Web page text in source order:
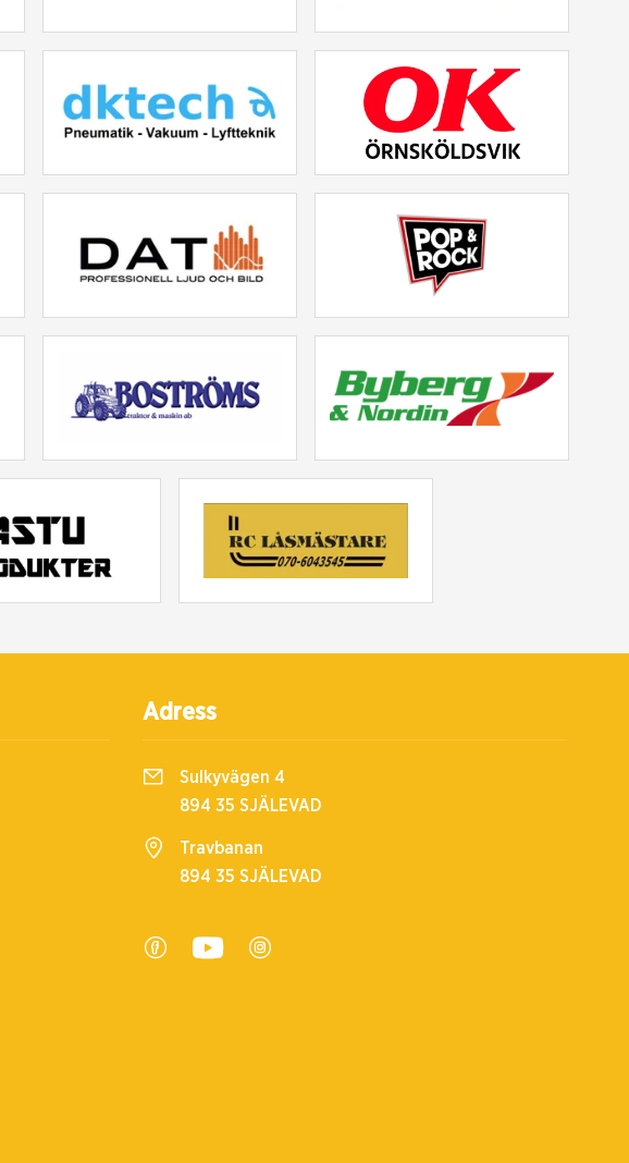
Adress
Sulkyvägen 4
894 35 SJÄLEVAD
Travbanan
894 35 SJÄLEVAD